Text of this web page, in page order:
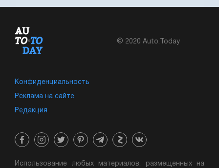
© 2020 Auto.Today
Конфиденциальность
Реклама на сайте
Редакция
Использование любых материалов, размещенных на